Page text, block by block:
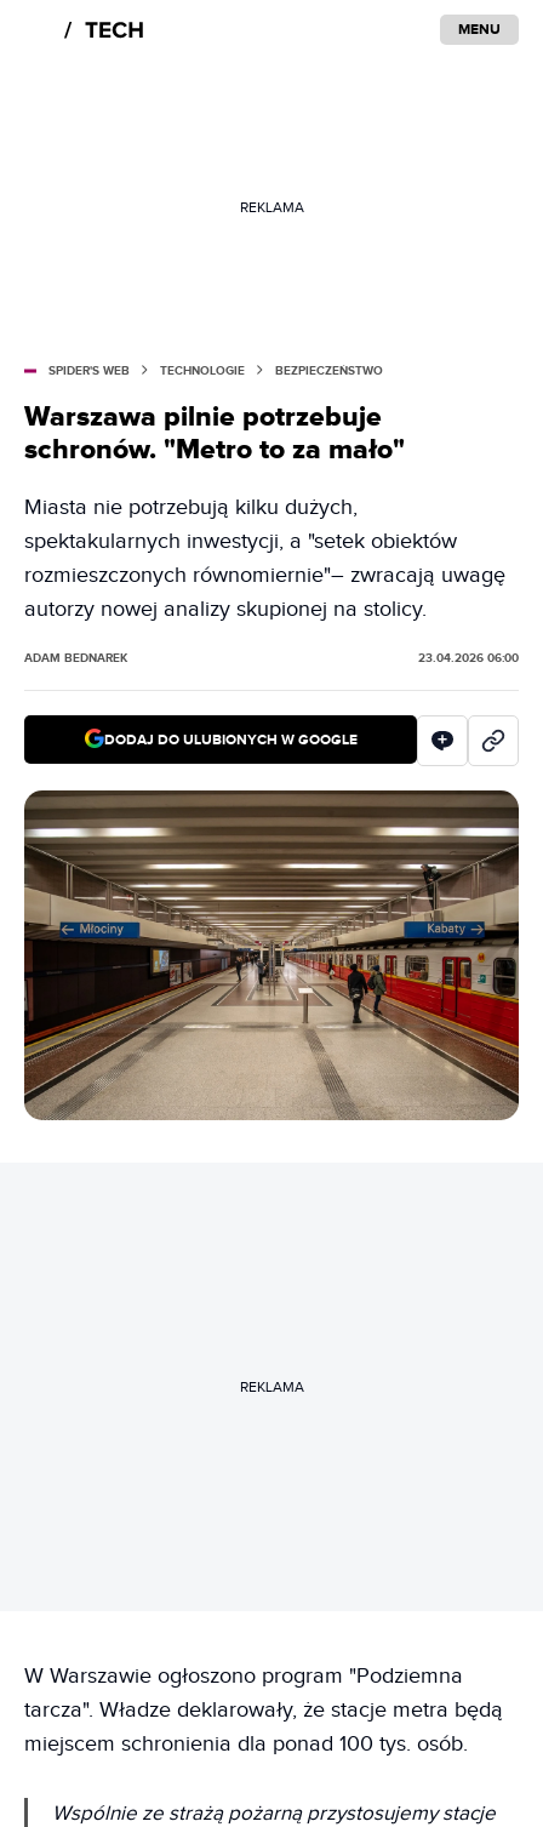
MENU
REKLAMA
SPIDER'S WEB TECHNOLOGIE BEZPIECZEŃSTWO
Warszawa pilnie potrzebuje
schronów. "Metro to za mało"
Miasta nie potrzebują kilku dużych,
spektakularnych inwestycji, a "setek obiektów
rozmieszczonych równomiernie"– zwracają uwagę
autorzy nowej analizy skupionej na stolicy.
ADAM BEDNAREK 23.04.2026 06:00
DODAJ DO ULUBIONYCH W GOOGLE
REKLAMA
W Warszawie ogłoszono program "Podziemna
tarcza". Władze deklarowały, że stacje metra będą
miejscem schronienia dla ponad 100 tys. osób.
Wspólnie ze strażą pożarną przystosujemy stacje